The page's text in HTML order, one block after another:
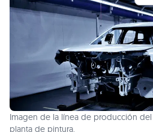
Imagen de la línea de producción
planta de pintura.